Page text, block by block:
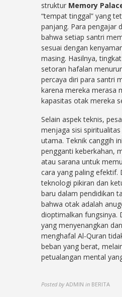
struktur Memory
“tempat tinggal” yang
panjang. Para pengajar
bahwa setiap santri
sesuai dengan
masing. Hasilnya,
setoran hafalan
percaya diri para santri
karena mereka merasa
kapasitas otak mereka
Selain aspek teknis,
menjaga sisi
utama. Teknik canggih
pengganti keberkahan,
atau sarana untuk
cara yang paling efektif.
teknologi pikiran dan
baru dalam pendidikan
bahwa otak adalah
dioptimalkan fungsinya.
yang menyenangkan
menghafal Al-Quran
beban yang berat,
petualangan mental
Posted by ADMIN in BERITA